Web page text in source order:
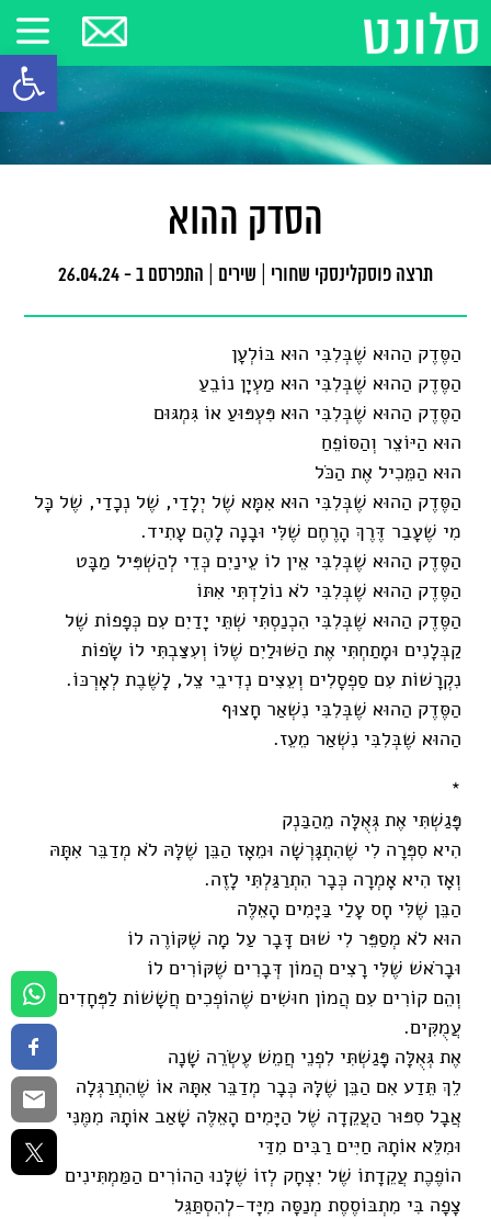
פתח
הסדק ההוא
תרצה פוסקלינסקי שחורי שירים התפרסם ב - 26.04.24
הַסֶּדֶק הַהוּא שֶׁבְּלִבִּי הוּא בּוֹלְעָן
הַסֶּדֶק הַהוּא שֶׁבְּלִבִּי הוּא מַעְיָן נוֹבֵעַ
הַסֶּדֶק הַהוּא שֶׁבְּלִבִּי הוּא פִּעְפּוּעַ אוֹ גִּמְגּוּם
הוּא הַיּוֹצֵר וְהַסּוֹפֵחַ
הוּא הַמֵּכִיל אֶת הַכֹּל
הַסֶּדֶק הַהוּא שֶׁבְּלִבִּי הוּא אִמָּא שֶׁל יְלָדַי, שֶׁל נְכָדַי, שֶׁל כָּל
מִי שֶׁעָבַר דֶּרֶךְ הָרֶחֶם שֶׁלִּי וּבָנָה לָהֶם עָתִיד.
הַסֶּדֶק הַהוּא שֶׁבְּלִבִּי אֵין לוֹ עֵינַיִם כְּדֵי לְהַשְׁפִּיל מַבָּט
הַסֶּדֶק הַהוּא שֶׁבְּלִבִּי לֹא נוֹלַדְתִּי אִתּוֹ
הַסֶּדֶק הַהוּא שֶׁבְּלִבִּי הִכְנַסְתִּי שְׁתֵּי יָדַיִם עִם כְּפָפוֹת שֶׁל
קַבְּלָנִים וּמָתַחְתִּי אֶת הַשּׁוּלַיִם שֶׁלּוֹ וְעִצַּבְתִּי לוֹ שָׂפוֹת
נִקְרָשׁוֹת עִם סַפְסָלִים וְעֵצִים נְדִיבֵי צֵל, לָשֶׁבֶת לְאָרְכּוֹ.
הַסֶּדֶק הַהוּא שֶׁבְּלִבִּי נִשְׁאַר חָצוּף
הַהוּא שֶׁבְּלִבִּי נִשְׁאַר מֵעֵז.
*
פָּגַשְׁתִּי אֶת גְּאֻלָּה מֵהַבַּנְק
הִיא סִפְּרָה לִי שֶׁהִתְגָּרְשָׁה וּמֵאָז הַבֵּן שֶׁלָּהּ לֹא מְדַבֵּר אִתָּהּ
וְאָז הִיא אָמְרָה כְּבָר הִתְרַגַּלְתִּי לָזֶה.
הַבֵּן שֶׁלִּי חָס עָלַי בַּיָּמִים הָאֵלֶּה
הוּא לֹא מְסַפֵּר לִי שׁוּם דָּבָר עַל מָה שֶׁקּוֹרֶה לוֹ
וּבָרֹאשׁ שֶׁלִּי רָצִים הֲמוֹן דְּבָרִים שֶׁקּוֹרִים לוֹ
וְהֵם קוֹרִים עִם הֲמוֹן חוּשִׁים שֶׁהוֹפְכִים חֲשָׁשׁוֹת לַפְּחָדִים
עֲמֻקִּים.
אֶת גְּאֻלָּה פָּגַשְׁתִּי לִפְנֵי חֲמֵשׁ עֶשְׂרֵה שָׁנָה
לֵךְ תֵּדַע אִם הַבֵּן שֶׁלָּהּ כְּבָר מְדַבֵּר אִתָּהּ אוֹ שֶׁהִתְרַגְּלָה
אֲבָל סִפּוּר הַעֲקֵדָה שֶׁל הַיָּמִים הָאֵלֶּה שָׁאַב אוֹתָהּ מִמֶּנִּי
וּמִלֵּא אוֹתָהּ חַיִּים רַבִּים מִדַּי
הוֹפֶכֶת עֲקֵדָתוֹ שֶׁל יִצְחָק לְזוֹ שֶׁלָּנוּ הַהוֹרִים הַמַּמְתִּינִים
צָפָה בִּי מִתְבּוֹסֶסֶת מְנַסָּה מִיָּד-לְהִסְתַּגֵּל